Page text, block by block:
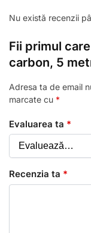
Nu există recenzii
Fii primul
carbon, 5
Adresa ta de email
marcate cu *
Evaluarea ta *
Recenzia ta *